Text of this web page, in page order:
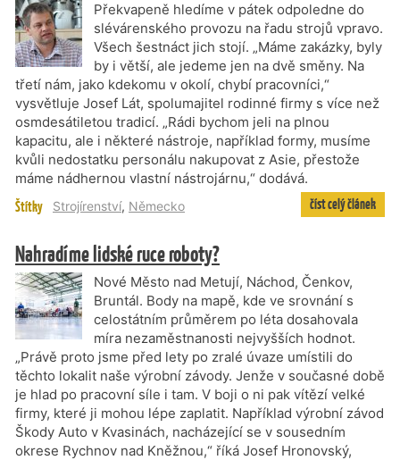
Překvapeně hledíme v pátek odpoledne do
slévárenského provozu na řadu strojů vpravo.
Všech šestnáct jich stojí. „Máme zakázky, byly
by i větší, ale jedeme jen na dvě směny. Na
třetí nám, jako kdekomu v okolí, chybí pracovníci,“
vysvětluje Josef Lát, spolumajitel rodinné firmy s více než
osmdesátiletou tradicí. „Rádi bychom jeli na plnou
kapacitu, ale i některé nástroje, například formy, musíme
kvůli nedostatku personálu nakupovat z Asie, přestože
máme nádhernou vlastní nástrojárnu,“ dodává.
Štítky Strojírenství, Německo číst celý článek
Nahradíme lidské ruce roboty?
Nové Město nad Metují, Náchod, Čenkov,
Bruntál. Body na mapě, kde ve srovnání s
celostátním průměrem po léta dosahovala
míra nezaměstnanosti nejvyšších hodnot.
„Právě proto jsme před lety po zralé úvaze umístili do
těchto lokalit naše výrobní závody. Jenže v současné době
je hlad po pracovní síle i tam. V boji o ni pak vítězí velké
firmy, které ji mohou lépe zaplatit. Například výrobní závod
Škody Auto v Kvasinách, nacházející se v sousedním
okrese Rychnov nad Kněžnou,“ říká Josef Hronovský,